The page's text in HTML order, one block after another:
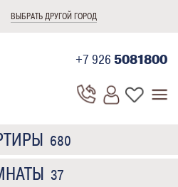
ВЫБРАТЬ ДРУГОЙ ГОРОД
+7 926 5081800
680
37